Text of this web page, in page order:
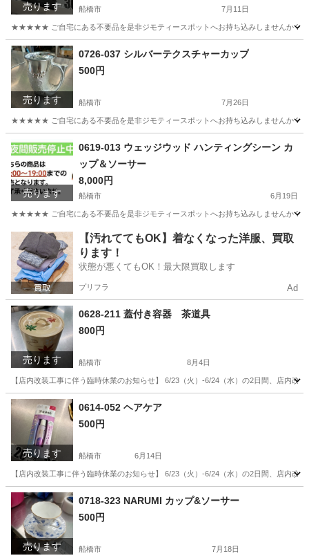
売ります 船橋市 7月11日
★★★★★ ご自宅にある不要品を是非ジモティースポットへお持ち込みしませんか？
千葉 船橋市
売ります
0726-037 シルバーテクスチャーカップ
500円
船橋市 7月26日
★★★★★ ご自宅にある不要品を是非ジモティースポットへお持ち込みしませんか？
千葉 船橋市 現地
売ります
0619-013 ウェッジウッド ハンティングシーン カ
ップ＆ソーサー
8,000円
船橋市 6月19日
★★★★★ ご自宅にある不要品を是非ジモティースポットへお持ち込みしませんか？
千葉 船橋市 食器 リユース
【汚れててもOK】着なくなった洋服、買取
ります！
状態が悪くてもOK！最大限買取します
プリフラ Ad
売ります
0628-211 蓋付き容器 茶道具
800円
船橋市 8月4日
【店内改装工事に伴う臨時休業のお知らせ】 6/23（火）-6/24（水）の2日間、店内
船橋市 リユース
売ります
0614-052 ヘアケア
500円
船橋市 6月14日
【店内改装工事に伴う臨時休業のお知らせ】 6/23（火）-6/24（水）の2日間、店内
千葉 船橋市
売ります
0718-323 NARUMI カップ&ソーサー
500円
船橋市 7月18日